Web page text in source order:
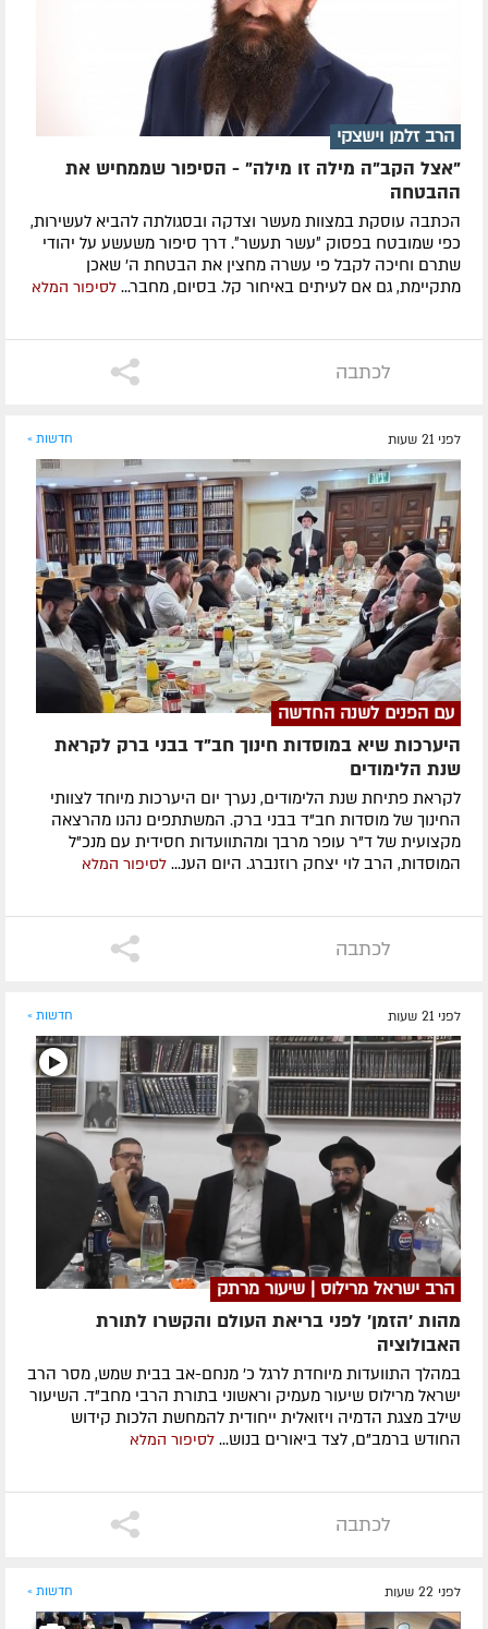
הרב זלמן וישצקי
"אצל הקב"ה מילה זו מילה" - הסיפור שממחיש את
ההבטחה
הכתבה עוסקת במצוות מעשר וצדקה ובסגולתה להביא לעשירות,
כפי שמובטח בפסוק ״עשר תעשר״. דרך סיפור משעשע על יהודי
שתרם וחיכה לקבל פי עשרה מחצין את הבטחת ה' שאכן
מתקיימת, גם אם לעיתים באיחור קל. בסיום, מחבר... לסיפור המלא
לכתבה
לפני 21 שעות חדשות »
עם הפנים לשנה החדשה
היערכות שיא במוסדות חינוך חב"ד בבני ברק לקראת
שנת הלימודים
לקראת פתיחת שנת הלימודים, נערך יום היערכות מיוחד לצוותי
החינוך של מוסדות חב"ד בבני ברק. המשתתפים נהנו מהרצאה
מקצועית של ד"ר עופר מרבך ומהתוועדות חסידית עם מנכ"ל
המוסדות, הרב לוי יצחק רוזנברג. היום הענ... לסיפור המלא
לכתבה
לפני 21 שעות חדשות »
הרב ישראל מרילוס | שיעור מרתק
מהות 'הזמן' לפני בריאת העולם והקשרו לתורת
האבולוציה
במהלך התוועדות מיוחדת לרגל כ' מנחם-אב בבית שמש, מסר הרב
ישראל מרילוס שיעור מעמיק וראשוני בתורת הרבי מחב"ד. השיעור
שילב מצגת הדמיה ויזואלית ייחודית להמחשת הלכות קידוש
החודש ברמב"ם, לצד ביאורים בנוש... לסיפור המלא
לכתבה
לפני 22 שעות חדשות »